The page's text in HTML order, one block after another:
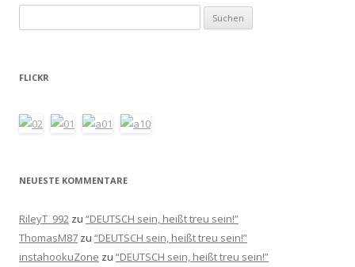
nach:
FLICKR
NEUESTE KOMMENTARE
RileyT_992 zu “DEUTSCH sein, heißt treu sein!”
ThomasM87 zu “DEUTSCH sein, heißt treu sein!”
instahookuZone zu “DEUTSCH sein, heißt treu sein!”